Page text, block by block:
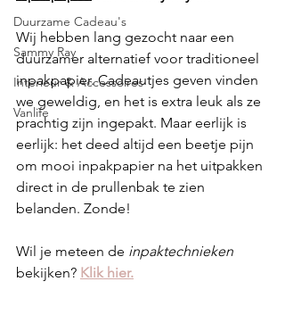
Duurzame Cadeau's
Sammy Ray
Interieur & Accessoires
Vanlife
Wij hebben lang gezocht naar een
duurzamer alternatief voor traditioneel
inpakpapier. Cadeautjes geven vinden
we geweldig, en het is extra leuk als ze
prachtig zijn ingepakt. Maar eerlijk is
eerlijk: het deed altijd een beetje pijn
om mooi inpakpapier na het uitpakken
direct in de prullenbak te zien
belanden. Zonde!
Wil je meteen de inpaktechnieken
bekijken? Klik hier.